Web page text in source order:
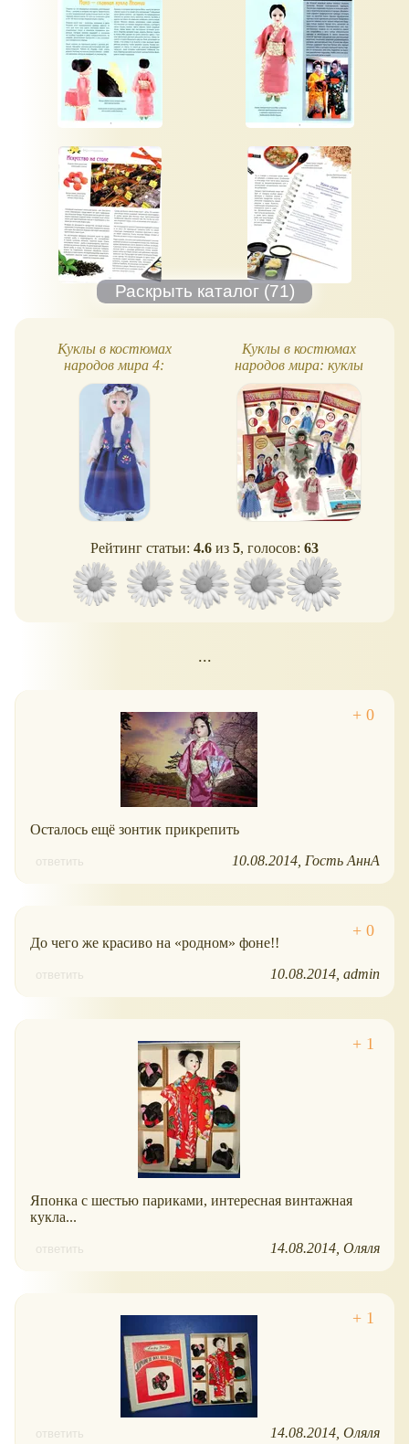
Куклы в костюмах
народов мира 4:
Норвегия
Куклы в костюмах
народов мира: куклы
коллекции, путеводитель
по серии
Рейтинг статьи: 4.6 из 5, голосов: 63
...
Осталось ещё зонтик прикрепить
ответить 10.08.2014 Гость АннА
До чего же красиво на родном фоне!!
ответить 10.08.2014 admin
Японка с шестью париками, интересная винтажная
кукла...
ответить 14.08.2014 Оляля
ответить 14.08.2014 Оляля